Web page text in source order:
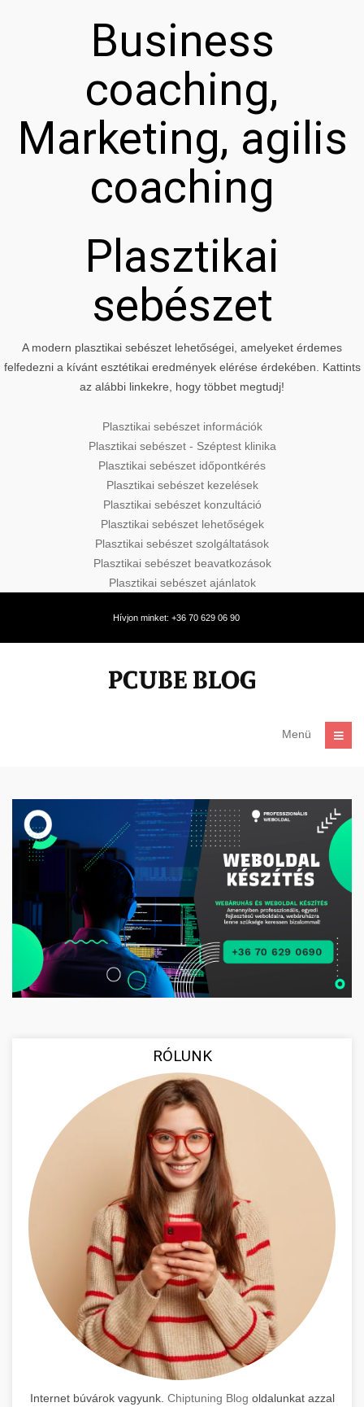
Business
coaching,
Marketing, agilis
coaching
Plasztikai
sebészet
A modern plasztikai sebészet lehetőségei, amelyeket érdemes
felfedezni a kívánt esztétikai eredmények elérése érdekében. Kattints
az alábbi linkekre, hogy többet megtudj!
Plasztikai sebészet információk
Plasztikai sebészet - Széptest klinika
Plasztikai sebészet időpontkérés
Plasztikai sebészet kezelések
Plasztikai sebészet konzultáció
Plasztikai sebészet lehetőségek
Plasztikai sebészet szolgáltatások
Plasztikai sebészet beavatkozások
Plasztikai sebészet ajánlatok
Hívjon minket: +36 70 629 06 90
Menü
RÓLUNK
Internet búvárok vagyunk. Chiptuning Blog oldalunkat azzal